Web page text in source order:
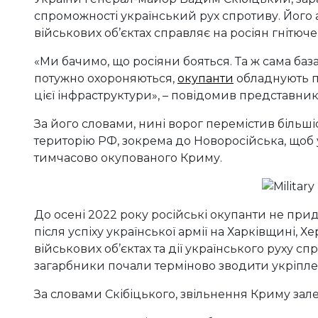
спроможності український рух спротиву.
військових об’єктах справляє на росіян
«Ми бачимо, що росіяни бояться. Та ж сама база
потужно охороняються, окупанти обладнують
цієї інфраструктури», – повідомив
За його словами, нині ворог перемістив
територію РФ, зокрема до Новоросійська, щоб
тимчасово окупованого Криму.
До осені 2022 року російські окупанти не
після успіху української армії на Харківщині,
військових об’єктах та дії українського руху
загарбники почали терміново зводити
За словами Скібіцького, звільнення Криму